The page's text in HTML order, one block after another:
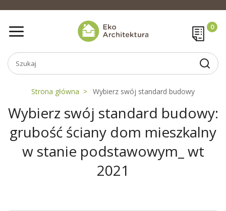
Strona główna Wybierz swój standard budowy
Wybierz swój standard budowy:
grubość ściany dom mieszkalny
w stanie podstawowym_ wt
2021